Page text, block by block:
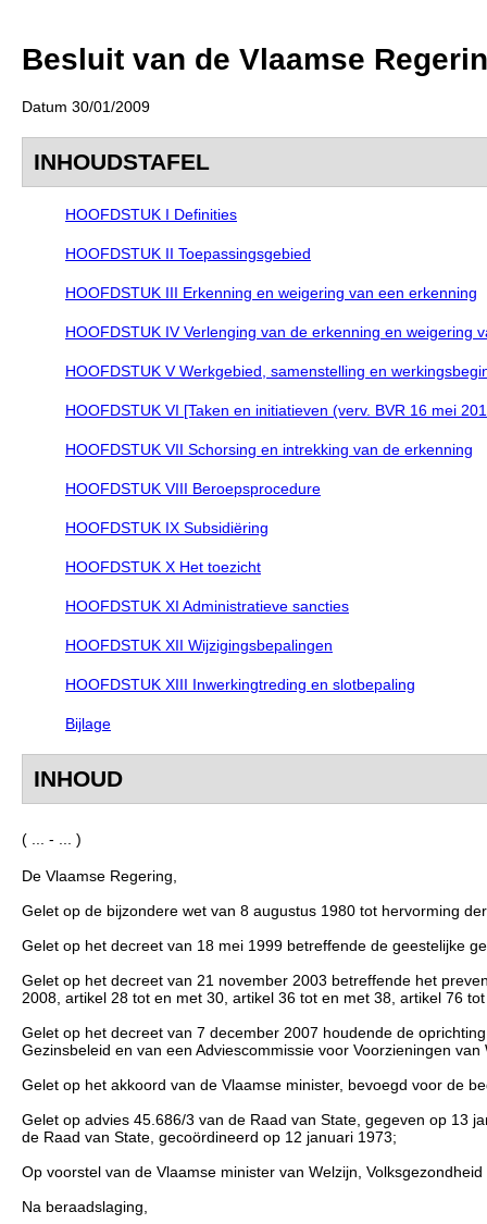
Besluit van de Vlaamse
Datum 30/01/2009
INHOUDSTAFEL
HOOFDSTUK I Definities
HOOFDSTUK II Toepassingsgebied
HOOFDSTUK III Erkenning en weigering van een erkenning
HOOFDSTUK IV Verlenging van de erkenning en weigering
HOOFDSTUK V Werkgebied, samenstelling en
HOOFDSTUK VI [Taken en initiatieven (verv. BVR 16 mei
HOOFDSTUK VII Schorsing en intrekking van de erkenning
HOOFDSTUK VIII Beroepsprocedure
HOOFDSTUK IX Subsidiëring
HOOFDSTUK X Het toezicht
HOOFDSTUK XI Administratieve sancties
HOOFDSTUK XII Wijzigingsbepalingen
HOOFDSTUK XIII Inwerkingtreding en slotbepaling
Bijlage
INHOUD
( ... - ... )
De Vlaamse Regering,
Gelet op de bijzondere wet van 8 augustus 1980 tot hervorming
Gelet op het decreet van 18 mei 1999 betreffende de geestelijke
Gelet op het decreet van 21 november 2003 betreffende het
2008, artikel 28 tot en met 30, artikel 36 tot en met 38, artikel 76
Gelet op het decreet van 7 december 2007 houdende de
Gezinsbeleid en van een Adviescommissie voor Voorzieningen
Gelet op het akkoord van de Vlaamse minister, bevoegd voor de
Gelet op advies 45.686/3 van de Raad van State, gegeven op 13
de Raad van State, gecoördineerd op 12 januari 1973;
Op voorstel van de Vlaamse minister van Welzijn,
Na beraadslaging,